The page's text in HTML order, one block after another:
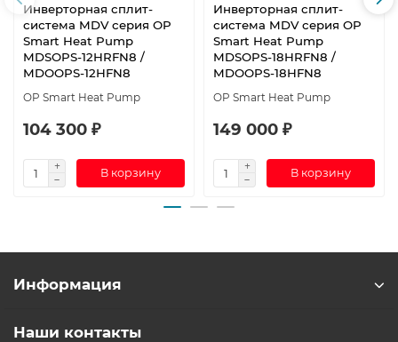
Инверторная сплит-
система MDV серия OP
Smart Heat Pump
MDSOPS-12HRFN8 /
MDOOPS-12HFN8
OP Smart Heat Pump
104 300 ₽
В корзину
Инверторная сплит-
система MDV серия OP
Smart Heat Pump
MDSOPS-18HRFN8 /
MDOOPS-18HFN8
OP Smart Heat Pump
149 000 ₽
В корзину
Информация
Наши контакты